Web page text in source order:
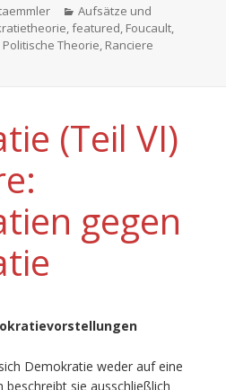
Kategorien
Aufsätze und
,featured Foucault
Politische Theorie Ranciere
Das Politische der
(Teil VI)
gegen
Demokratie weder auf eine
beschreibt sie ausschließlich